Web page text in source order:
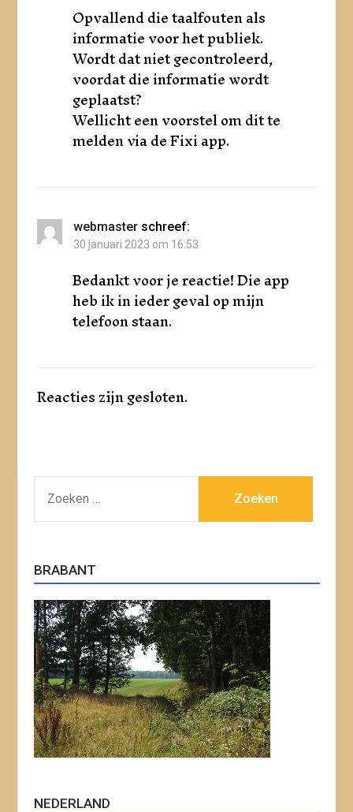
Opvallend die taalfouten als
informatie voor het publiek.
Wordt dat niet gecontroleerd,
voordat die informatie wordt
geplaatst?
Wellicht een voorstel om dit te
melden via de Fixi app.
webmaster schreef:
30 januari 2023 om 16:53
Bedankt voor je reactie! Die app
heb ik in ieder geval op mijn
telefoon staan.
Reacties zijn gesloten.
NAAR:
BRABANT
NEDERLAND